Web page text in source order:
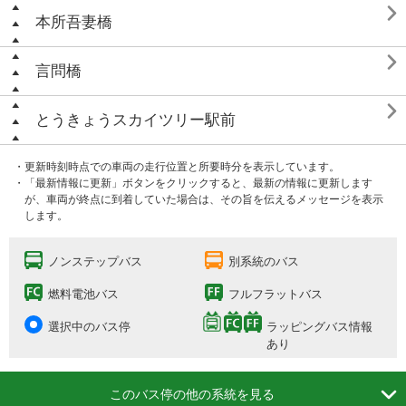
本所吾妻橋 
言問橋 
とうきょうスカイツリー駅前 
・更新時刻時点での車両の走行位置と所要時分を表示しています。
・「最新情報に更新」ボタンをクリックすると、最新の情報に更新します
が、車両が終点に到着していた場合は、その旨を伝えるメッセージを表示
します。
ノンステップバス 別系統のバス
燃料電池バス フルフラットバス
選択中のバス停
ラッピングバス情報
あり
このバス停の他の系統を見る 